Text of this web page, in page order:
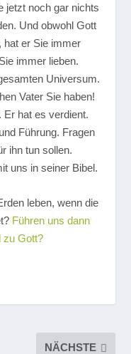
jetzt noch gar nichts
Und obwohl Gott
hat er Sie immer
immer lieben.
Universum.
Vater Sie haben!
Er hat es verdient.
und Führung. Fragen
ihn tun sollen.
uns in seiner Bibel.
leben, wenn die
Führen uns dann
zu Gott?
NÄCHSTE